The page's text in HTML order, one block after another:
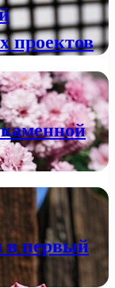
проектов
в первый